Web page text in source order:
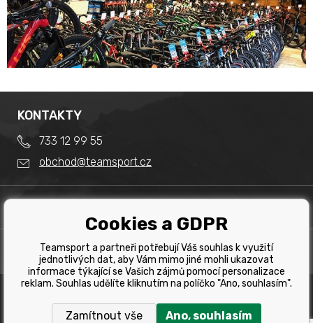
Obchodní podmínky
Splátkový prodej
Reklamace
Tabulka velikostí kol
Tabulka velikostí oblečení
PRODEJNA
Team Sport - Tomáš Binar
Dlouhá 1228/44C
Havířov
KONTAKTY
733 12 99 55
obchod@teamsport.cz
Copyright © 2019 Team Sport Havířov. Všechna pravá
Cookies a GDPR
Teamsport a partneři potřebují Váš souhlas k využití
jednotlivých dat, aby Vám mimo jiné mohli ukazovat
informace týkající se Vašich zájmů pomocí personalizace
reklam. Souhlas udělíte kliknutím na políčko "Ano, souhlasím".
Zamítnout vše Ano, souhlasím